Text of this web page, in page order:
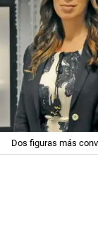
Dos figuras más